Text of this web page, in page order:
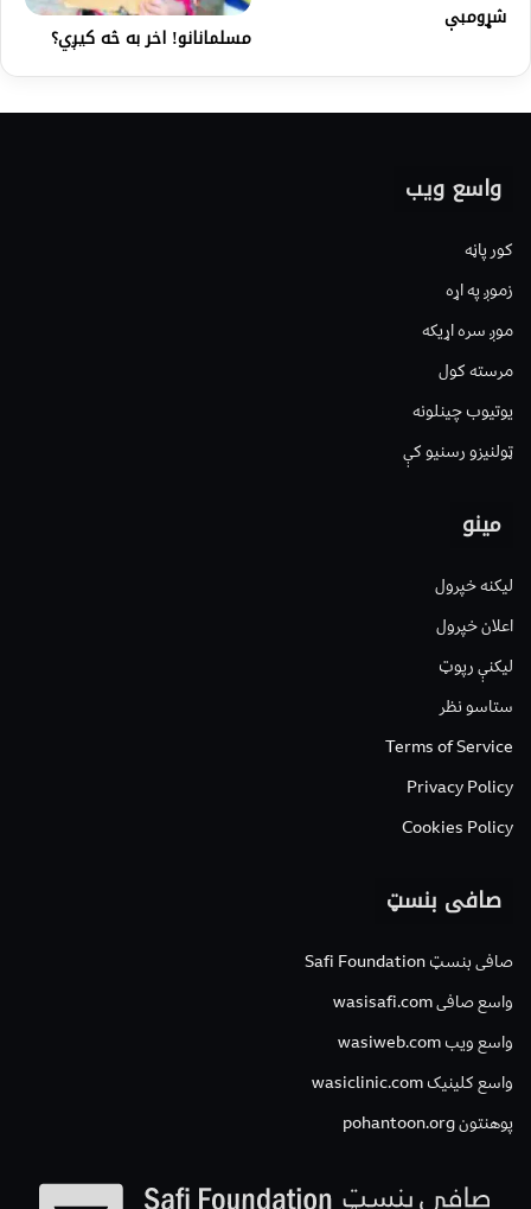
شړومبې
مسلمانانو! اخر به څه کیږي؟
واسع ویب
کور پاڼه
زموږ په اړه
موږ سره اړیکه
مرسته کول
یوتیوب چینلونه
ټولنیزو رسنیو کې
مینو
لیکنه خپرول
اعلان خپرول
لیکنې رپوټ
ستاسو نظر
Terms of Service
Privacy Policy
Cookies Policy
صافی بنسټ
صافی بنسټ Safi Foundation
واسع صافی wasisafi.com
واسع ویب wasiweb.com
واسع کلینیک wasiclinic.com
پوهنتون pohantoon.org